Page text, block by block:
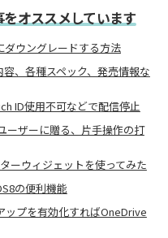
オススメしています
ダウングレードする方法
、各種スペック、発売情報な
ID使用不可などで配信停止
ーザーに贈る、片手操作の打
ーウィジェットを使ってみた
の便利機能
ップを有効化すればOneDrive